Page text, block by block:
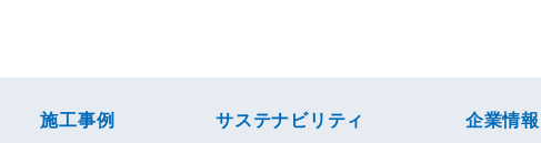
施工事例 サステナビリティ 企業情報